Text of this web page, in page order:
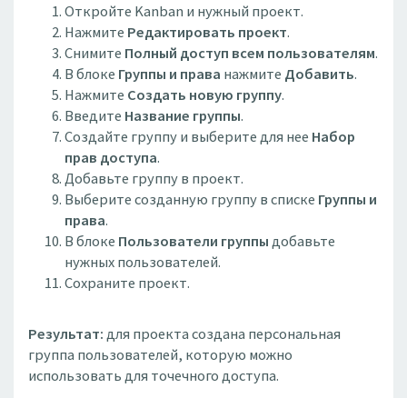
Откройте Kanban и нужный проект.
Нажмите Редактировать проект.
Снимите Полный доступ всем пользователям.
В блоке Группы и права нажмите Добавить.
Нажмите Создать новую группу.
Введите Название группы.
Создайте группу и выберите для нее Набор
прав доступа.
Добавьте группу в проект.
Выберите созданную группу в списке Группы и
права.
В блоке Пользователи группыдобавьте
нужных пользователей.
Сохраните проект.
Результат:для проекта создана персональная
группа пользователей, которую можно
использовать для точечного доступа.